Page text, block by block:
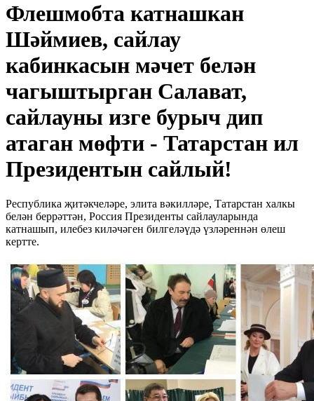
Флешмобта катнашкан
Шәймиев, сайлау
кабинкасын мәчет белән
чагыштырган Салават,
сайлауны изге бурыч дип
атаган мөфти - Татарстан ил
Президентын сайлый!
Республика җитәкчеләре, элита вәкилләре, Татарстан халкы
белән беррәттән, Россия Президенты сайлауларында
катнашып, илебез киләчәген билгеләүдә үзләреннән өлеш
кертте.